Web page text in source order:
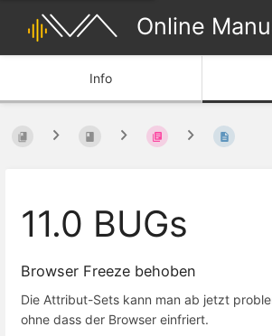
Online
Info
11.0 BUGs
Browser Freeze behoben
Die Attribut-Sets kann man ab jetzt
ohne dass der Browser einfriert.